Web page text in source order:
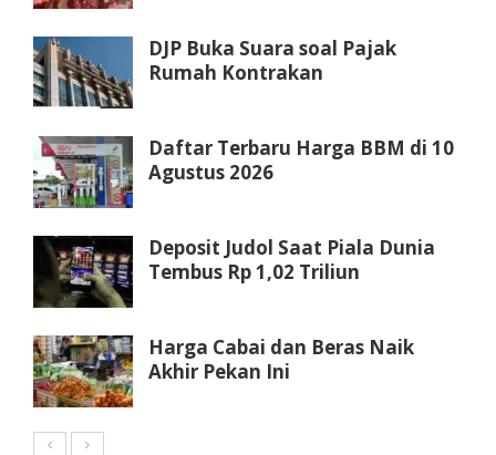
DJP Buka Suara soal Pajak
Rumah Kontrakan
Daftar Terbaru Harga BBM di 10
Agustus 2026
Deposit Judol Saat Piala Dunia
Tembus Rp 1,02 Triliun
Harga Cabai dan Beras Naik
Akhir Pekan Ini